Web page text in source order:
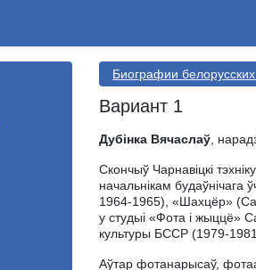
Биографии
Вариант 1
Дубінка Вячаслаў ,
Скончыў Чарнавіцкі
начальнікам
1964-1965), «Шахцёр»
у студыі «Фота і жыццё»
культуры БССР (1979-
Аўтар фотанарысаў,